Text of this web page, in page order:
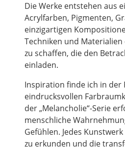
Die Werke entstehen aus
Acrylfarben, Pigmenten,
einzigartigen
Techniken und
zu schaffen, die den
einladen.
Inspiration finde ich in der
eindrucksvollen
der „Melancholie“-Serie
menschliche
Gefühlen. Jedes
zu erkunden und die